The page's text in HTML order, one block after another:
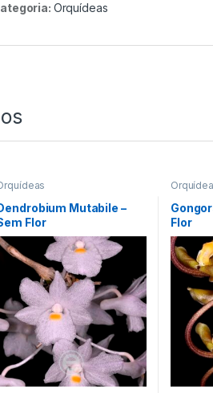
Orquídeas
Mutabile –
Flor
Flor